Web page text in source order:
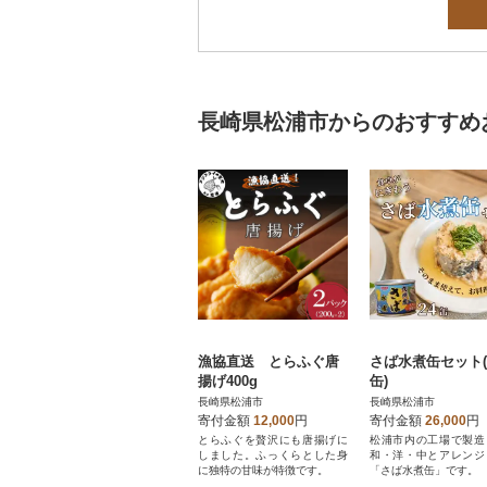
長崎県松浦市からのおすすめ
漁協直送 とらふぐ唐
揚げ400g
長崎県松浦市
寄付金額 12,000円
とらふぐを贅沢にも唐揚げに
しました。ふっくらとした身
に独特の甘味が特徴です。
さば水煮缶セット
缶)
長崎県松浦市
寄付金額 26,000円
松浦市内の工場で製
和・洋・中とアレン
「さば水煮缶」です。